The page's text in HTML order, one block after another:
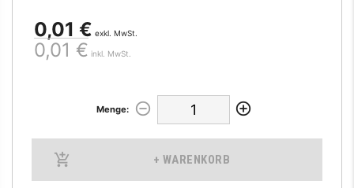
0,01 € exkl. MwSt.
0,01 € inkl. MwSt.
Menge:
+ WARENKORB